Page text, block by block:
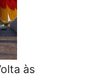
às